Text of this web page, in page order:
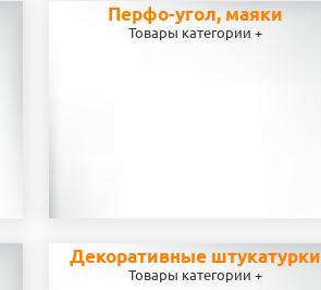
Перфо-угол, маяки
Товары категории +
Декоративные штукатурки
Товары категории +